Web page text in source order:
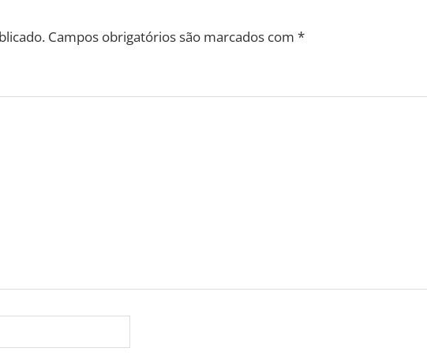
Campos obrigatórios são marcados com *